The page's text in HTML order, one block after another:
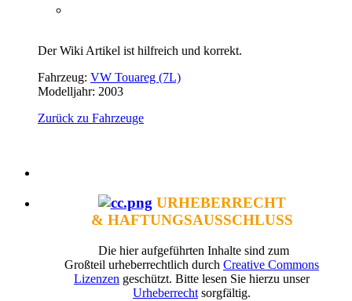
Der Wiki Artikel ist hilfreich und korrekt.
Fahrzeug: VW Touareg (7L)
Modelljahr: 2003
Zurück zu Fahrzeuge
URHEBERRECHT
& HAFTUNGSAUSSCHLUSS
Die hier aufgeführten Inhalte sind zum
Großteil urheberrechtlich durch Creative Commons
Lizenzen geschützt. Bitte lesen Sie hierzu unser
Urheberrecht sorgfältig.